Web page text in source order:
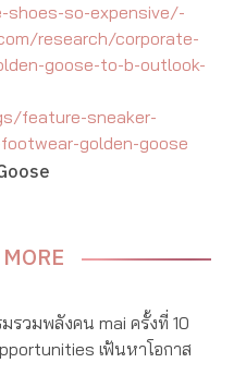
shoes-so-expensive/-
research/corporate-
goose-to-b-outlook-
feature-sneaker-
golden-goose